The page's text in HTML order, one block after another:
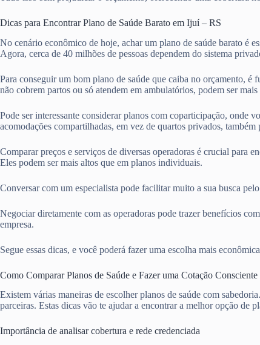
Dicas para Encontrar Plano de Saúde Barato em Ijuí – RS
No cenário econômico de hoje, achar um plano de saúde barato é
Agora, cerca de 40 milhões de pessoas dependem do sistema
Para conseguir um bom plano de saúde que caiba no orçamento,
não cobrem partos ou só atendem em ambulatórios, podem ser mais
Pode ser interessante considerar planos com coparticipação, onde
acomodações compartilhadas, em vez de quartos privados, também
Comparar preços e serviços de diversas operadoras é crucial para
Eles podem ser mais altos que em planos individuais.
Conversar com um especialista pode facilitar muito a sua busca
Negociar diretamente com as operadoras pode trazer benefícios
empresa.
Segue essas dicas, e você poderá fazer uma escolha mais
Como Comparar Planos de Saúde e Fazer uma Cotação Consciente
Existem várias maneiras de escolher planos de saúde com
parceiras. Estas dicas vão te ajudar a encontrar a melhor opção de
Importância de analisar cobertura e rede credenciada